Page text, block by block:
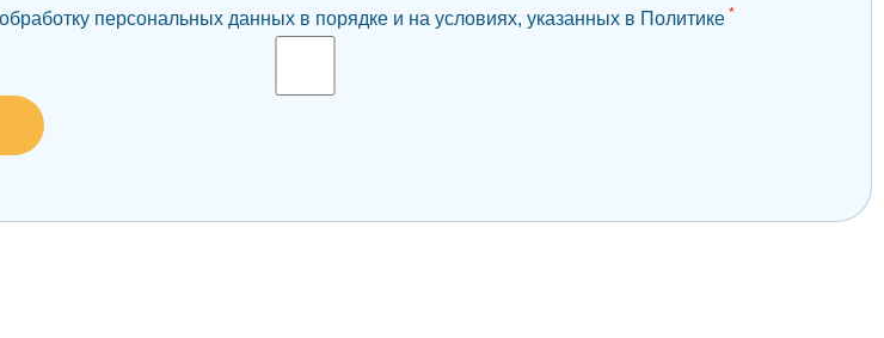
персональных данных в порядке и на условиях, указанных в Политике *